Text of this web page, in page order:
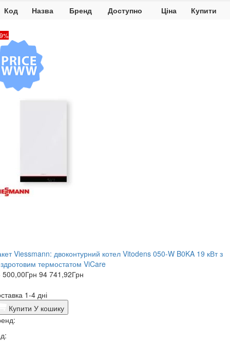
Код Назва Бренд Доступно Ціна Купити
​Viessmann: двоконтурний котел Vitodens 050-W B0KA 19 кВт з
термостатом ViCare
500,00Грн 94 741,92Грн
1-4 дні
Купити У кошику